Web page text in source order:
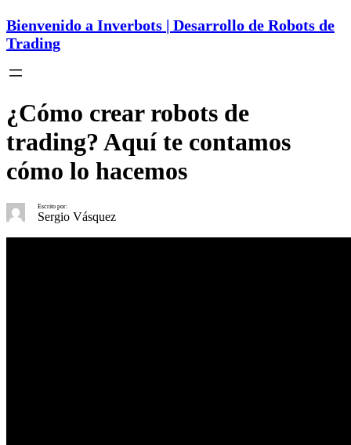
Bienvenido a Inverbots | Desarrollo de Robots de
Trading
¿Cómo crear robots de
trading? Aquí te contamos
cómo lo hacemos
Escrito por:
Sergio Vásquez